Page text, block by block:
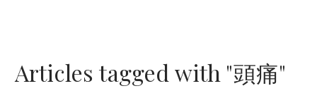
Articles tagged with "頭痛"